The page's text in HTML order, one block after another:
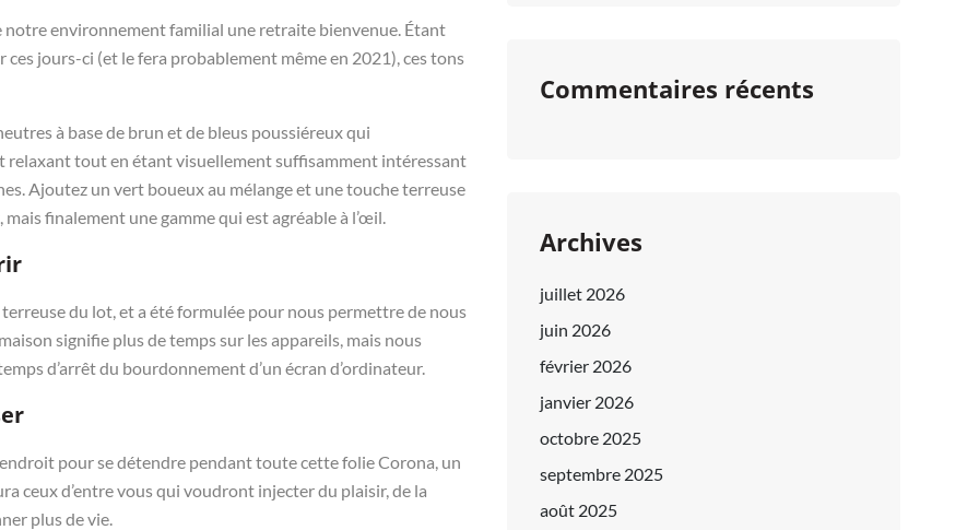
environnement familial une retraite bienvenue. Étant
jours-ci (et le fera probablement même en 2021), ces tons
à base de brun et de bleus poussiéreux qui
relaxant tout en étant visuellement suffisamment intéressant
Ajoutez un vert boueux au mélange et une touche terreuse
finalement une gamme qui est agréable à l’œil.
du lot, et a été formulée pour nous permettre de nous
signifie plus de temps sur les appareils, mais nous
d’arrêt du bourdonnement d’un écran d’ordinateur.
pour se détendre pendant toute cette folie Corona, un
ceux d’entre vous qui voudront injecter du plaisir, de la
plus de vie.
Commentaires récents
Archives
juillet 2026
juin 2026
février 2026
janvier 2026
octobre 2025
septembre 2025
août 2025